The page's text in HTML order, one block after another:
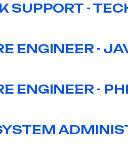
SUPPORT -
ENGINEER -
ENGINEER -